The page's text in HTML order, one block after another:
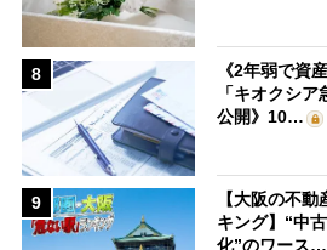
8
《2年弱で資
「キオクシ
公開》10…
9
【大阪の不
キング】“中
化”のワース…